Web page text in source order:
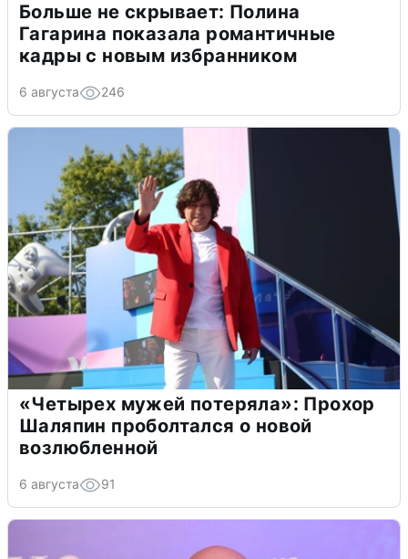
Больше не скрывает: Полина
Гагарина показала романтичные
кадры с новым избранником
6 августа 246
«Четырех мужей потеряла»: Прохор
Шаляпин проболтался о новой
возлюбленной
6 августа 91